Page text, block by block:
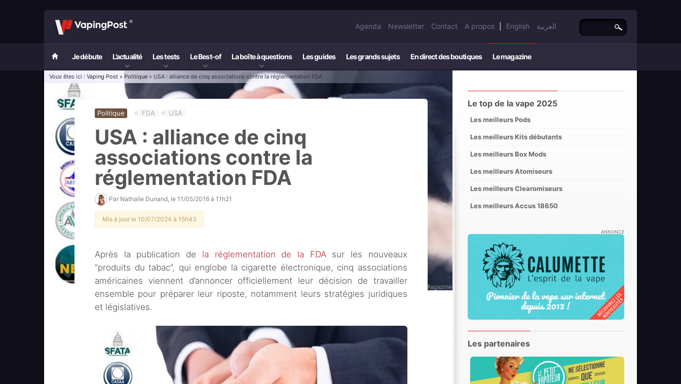
Agenda Newsletter Contact A propos English العربية
Je débute L’actualité Les tests Le Best-of La boîte à questions Les guides Les grands sujets En direct des boutiques Le magazine
Vous êtes ici : Vaping Post » Politique » USA : alliance de cinq associations contre la réglementation FDA
Politique # FDA # USA
USA : alliance de cinq
associations contre la
réglementation FDA
Par Nathalie Dunand , le 11/05/2016 à 11h21
Mis à jour le 10/07/2024 à 15h43
Après la publication de la réglementation de la FDAsur les nouveaux
“produits du tabac”, qui englobe la cigarette électronique, cinq associations
américaines viennent d’annoncer officiellement leur décision de travailler
ensemble pour préparer leur riposte, notamment leurs stratégies juridiques
et législatives.
Le top de la vape 2025
Les meilleurs Pods
Les meilleurs Kits débutants
Les meilleurs Box Mods
Les meilleurs Atomiseurs
Les meilleurs Clearomiseurs
Les meilleurs Accus 18650
ANNONCE
Les partenaires